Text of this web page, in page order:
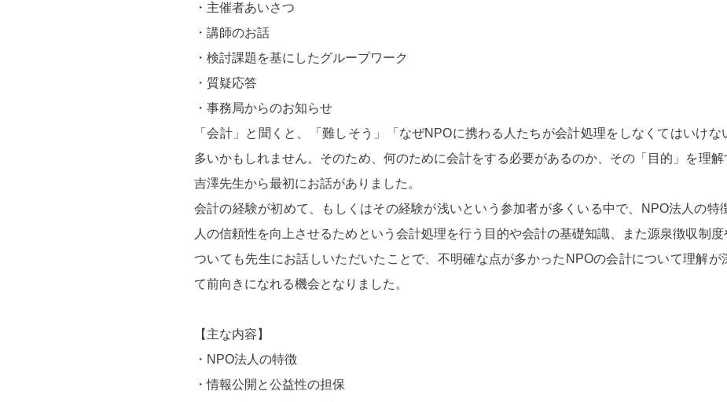
・主催者あいさつ
・講師のお話
・検討課題を基にしたグループワーク
・質疑応答
・事務局からのお知らせ
「会計」と聞くと、「難しそう」「なぜNPOに携わる人たちが会計処理をしなくてはいけ
多いかもしれません。そのため、何のために会計をする必要があるのか、その「目的」を理
吉澤先生から最初にお話がありました。
会計の経験が初めて、もしくはその経験が浅いという参加者が多くいる中で、NPO法人の特
人の信頼性を向上させるためという会計処理を行う目的や会計の基礎知識、また源泉徴収制
ついても先生にお話しいただいたことで、不明確な点が多かったNPOの会計について理解が
て前向きになれる機会となりました。
【主な内容】
・NPO法人の特徴
・情報公開と公益性の担保